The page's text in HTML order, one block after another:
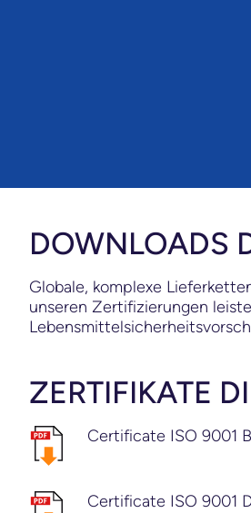
DOWNLOADS
Globale, komplexe
unseren Zertifizierungen
ZERTIFIKATE
Certificate ISO 9001
Certificate ISO 9001